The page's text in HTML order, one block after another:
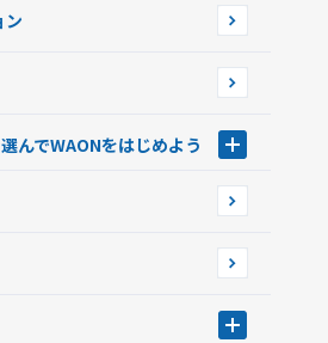
いて
ン
んでWAONをはじめよう